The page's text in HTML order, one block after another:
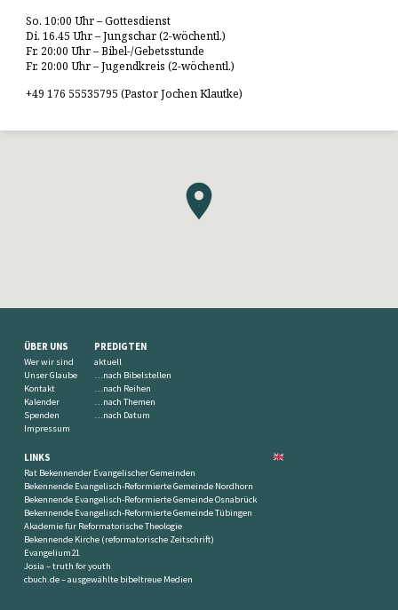
So. 10:00 Uhr – Gottesdienst
Di. 16.45 Uhr – Jungschar (2-wöchentl.)
Fr. 20:00 Uhr – Bibel-/Gebetsstunde
Fr. 20:00 Uhr – Jugendkreis (2-wöchentl.)
+49 176 55535795 (Pastor Jochen Klautke)
ÜBER UNS
Wer wir sind
Unser Glaube
Kontakt
Kalender
Spenden
Impressum
PREDIGTEN
aktuell
…nach Bibelstellen
…nach Reihen
…nach Themen
…nach Datum
LINKS
Rat Bekennender Evangelischer Gemeinden
Bekennende Evangelisch-Reformierte Gemeinde Nordhorn
Bekennende Evangelisch-Reformierte Gemeinde Osnabrück
Bekennende Evangelisch-Reformierte Gemeinde Tübingen
Akademie für Reformatorische Theologie
Bekennende Kirche (reformatorische Zeitschrift)
Evangelium21
Josia – truth for youth
cbuch.de – ausgewählte bibeltreue Medien